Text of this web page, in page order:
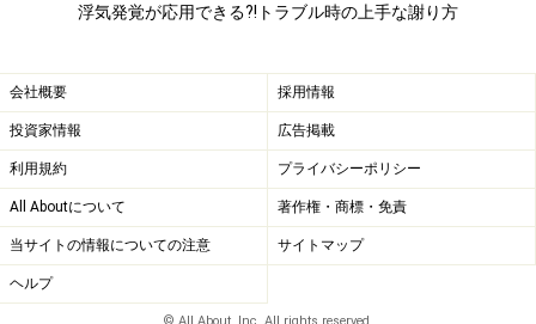
浮気発覚が応用できる?!トラブル時の上手な謝り方
会社概要 採用情報
投資家情報 広告掲載
利用規約 プライバシーポリシー
All Aboutについて 著作権・商標・免責
当サイトの情報についての注意 サイトマップ
ヘルプ
© All About, Inc. All rights reserved.